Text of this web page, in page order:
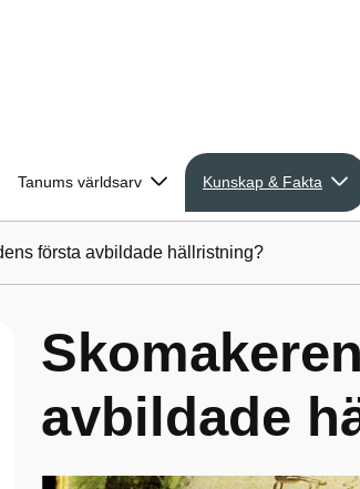
Tanums världsarv Kunskap & Fakta
första avbildade hällristning?
avbildade